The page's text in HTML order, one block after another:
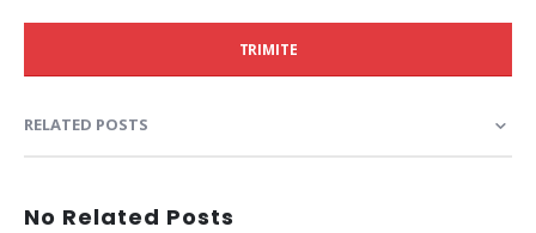
TRIMITE
RELATED POSTS
No Related Posts